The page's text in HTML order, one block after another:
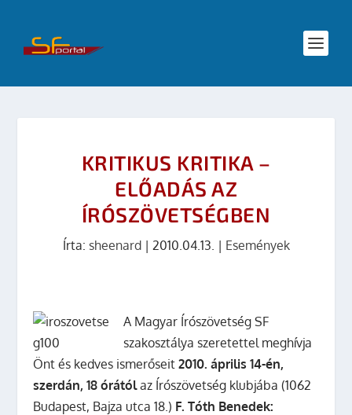
KRITIKUS KRITIKA –
ELŐADÁS AZ
ÍRÓSZÖVETSÉGBEN
Írta: sheenard| 2010.04.13. | Események
A Magyar Írószövetség SF
szakosztálya szeretettel meghívja
Önt és kedves ismerőseit2010. április 14-én,
szerdán, 18 órátólaz Írószövetség klubjába (1062
Budapest, Bajza utca 18.) F. Tóth Benedek: